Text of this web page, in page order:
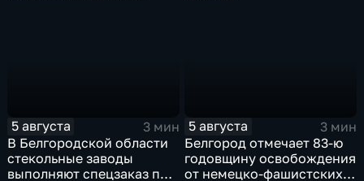
5 августа
3 мин
В Белгородской области
стекольные заводы
выполняют спецзаказ по
5 августа
3 мин
Белгород отмечает 83-ю
годовщину освобождения
от немецко-фашистских